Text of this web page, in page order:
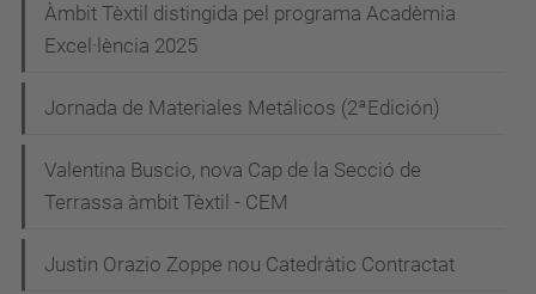
Àmbit Tèxtil distingida pel programa Acadèmia
Excel·lència 2025
Jornada de Materiales Metálicos (2ªEdición)
Valentina Buscio, nova Cap de la Secció de
Terrassa àmbit Tèxtil - CEM
Justin Orazio Zoppe nou Catedràtic Contractat